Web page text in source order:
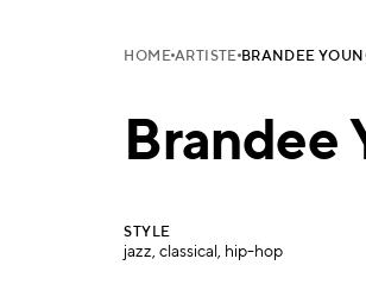
HOME ARTISTE BRANDEE
Brandee
STYLE
jazz, classical, hip-hop